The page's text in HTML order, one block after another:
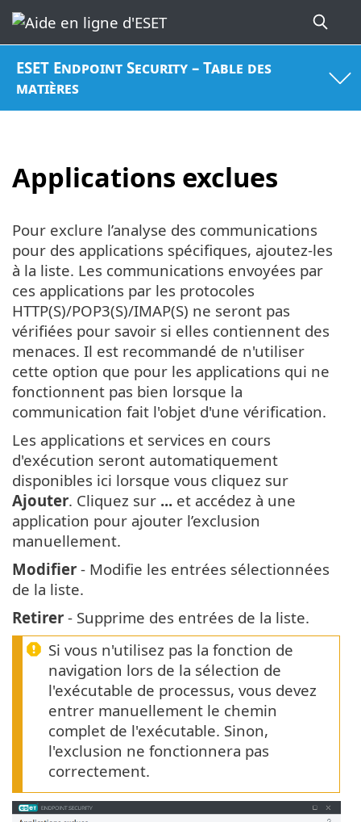
ESET Endpoint Security – Table des
matières
Applications exclues
Pour exclure l’analyse des communications
pour des applications spécifiques, ajoutez-les
à la liste. Les communications envoyées par
ces applications par les protocoles
HTTP(S)/POP3(S)/IMAP(S) ne seront pas
vérifiées pour savoir si elles contiennent des
menaces. Il est recommandé de n'utiliser
cette option que pour les applications qui ne
fonctionnent pas bien lorsque la
communication fait l'objet d'une vérification.
Les applications et services en cours
d'exécution seront automatiquement
disponibles ici lorsque vous cliquez sur
Ajouter. Cliquez sur ... et accédez à une
application pour ajouter l’exclusion
manuellement.
Modifier - Modifie les entrées sélectionnées
de la liste.
Retirer - Supprime des entrées de la liste.
Si vous n'utilisez pas la fonction de
navigation lors de la sélection de
l'exécutable de processus, vous devez
entrer manuellement le chemin
complet de l'exécutable. Sinon,
l'exclusion ne fonctionnera pas
correctement.